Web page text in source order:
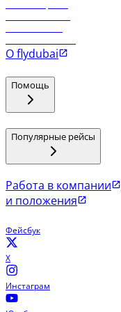
О flydubai
Помощь
Популярные рейсы
Работа в компании
и положения
Фейсбук
X
Инстаграм